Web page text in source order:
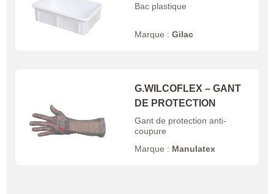
Bac plastique
Marque :Gilac
G.WILCOFLEX – GANT
DE PROTECTION
Gant de protection anti-
coupure
Marque : Manulatex